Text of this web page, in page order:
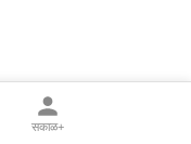
सकाळ+